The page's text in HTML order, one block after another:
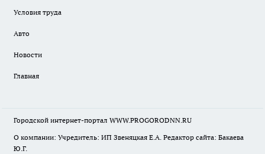
Условия труда
Авто
Новости
Главная
Городской интернет-портал WWW.PROGORODNN.RU
О компании: Учредитель: ИП Звеняцкая Е.А. Редактор сайта: Бакаева
Ю.Г.